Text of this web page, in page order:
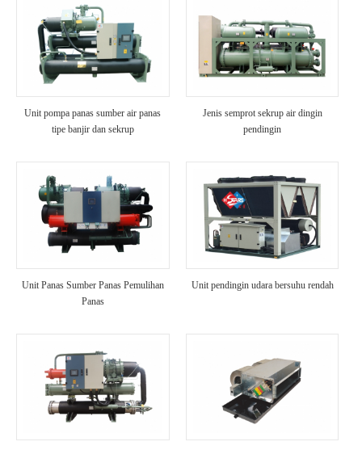
Unit pompa panas sumber air panas
tipe banjir dan sekrup
Jenis semprot sekrup air dingin
pendingin
Unit Panas Sumber Panas Pemulihan
Panas
Unit pendingin udara bersuhu rendah